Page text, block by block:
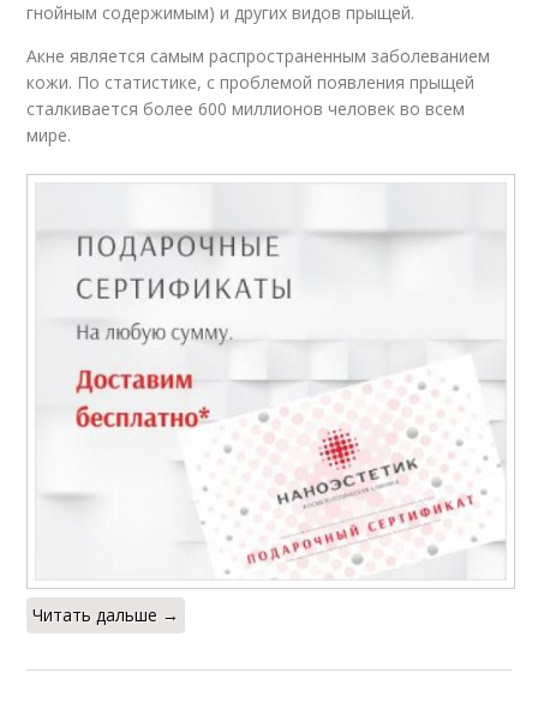
гнойным содержимым) и других видов прыщей.
Акне является самым распространенным заболеванием
кожи. По статистике, с проблемой появления прыщей
сталкивается более 600 миллионов человек во всем
мире.
Читать дальше →